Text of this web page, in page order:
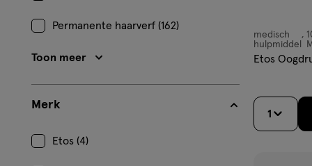
Permanente haarverf (162)
Toon meer
Merk
Etos (4)
medisch
hulpmiddel,
medisch
hulpmiddel
Etos
1